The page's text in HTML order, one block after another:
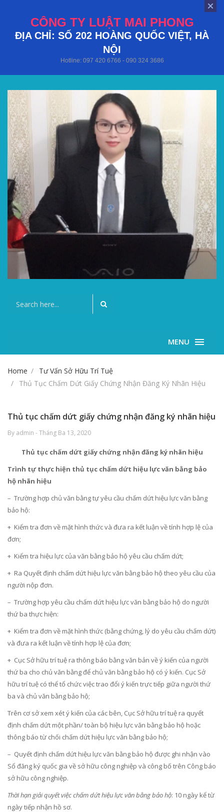
CÔNG TY LUẬT MAI PHONG
ĐỊA CHỈ: SỐ 202 HOÀNG QUỐC VIỆT, HÀ
NỘI
Hotline: 097 420 6766 - 090 324 3686
MENU
Home
Tư Vấn Sở Hữu Trí Tuệ
Thủ Tục Chấm Dứt Giấy Chứng Nhận Đăng Ký Nhãn Hiệu
Thủ tục chấm dứt giấy chứng nhận đăng ký nhãn hiệu
By admin - Tháng Ba 13, 2020
Thủ tục chấm dứt giấy chứng nhận đăng ký nhãn hiệu
Trình tự thực hiện thủ tục chấm dứt hiệu lực văn bằng bảo
hộ nhãn hiệu
– Trường hợp chủ văn bằng tự yêu cầu chấm dứt hiệu lực văn bằng
bảo hộ:
+ Kiểm tra đơn về mặt hình thức và đưa ra kết luận về tính hợp lệ của
đơn;
+ Kiểm tra hiệu lực của văn bằng bảo hộ yêu cầu chấm dứt;
+ Ra Quyết định chấm dứt hiệu lực văn bằng bảo hộ theo yêu cầu của
người nộp đơn.
– Trường hợp yêu cầu chấm dứt hiệu lực văn bằng bảo hộ do người
thứ ba thực hiện:
+ Kiểm tra đơn về mặt hình thức (bằng chứng, lý do yêu cầu chấm dứt)
và đưa ra kết luận về tính hợp lệ của đơn;
+ Cục Sở hữu trí tuệ ra thông báo bằng văn bản về ý kiến của người
thứ ba cho chủ văn bằng để chủ văn bằng bảo hộ có ý kiến. Cục Sở
hữu trí tuệ có thể tổ chức việc trao đổi ý kiến trực tiếp giữa người thứ
ba và chủ văn bằng bảo hộ;
Trên cơ sở xem xét ý kiến của các bên, Cục Sở hữu trí tuệ ra quyết
định chấm dứt một phần/ toàn bộ hiệu lực văn bằng bảo hộ hoặc
thông báo từ chối chấm dứt hiệu lực văn bằng bảo hộ;
– Quyết định chấm dứt hiệu lực văn bằng bảo hộ được ghi nhận vào
Sổ đăng ký quốc gia về sở hữu công nghiệp và công bố trên Công báo
sở hữu công nghiệp.
Thời hạn giải quyết việc chấm dứt hiệu lực văn bằng bảo hộ: 10 ngày kể từ
ngày tiếp nhận hồ sơ.